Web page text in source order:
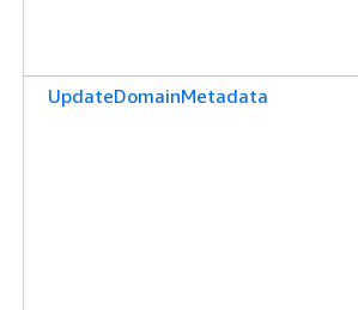
UpdateDomainMetadata